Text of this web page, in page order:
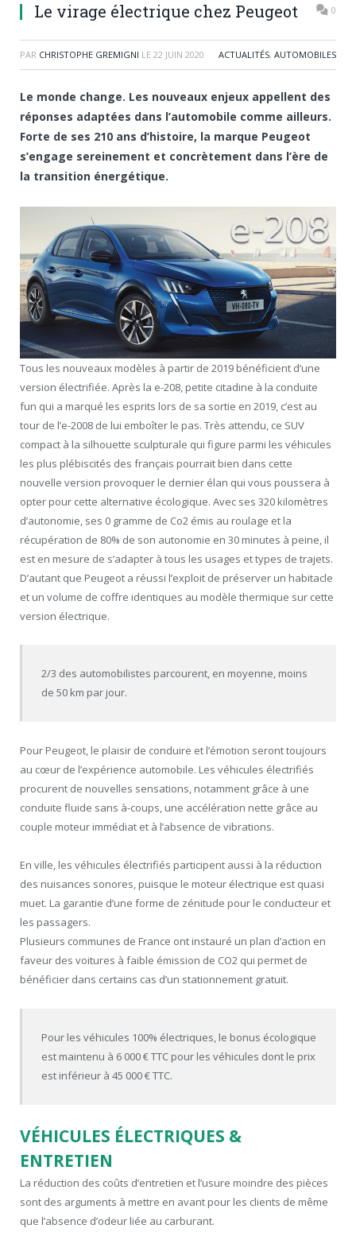
Le virage électrique chez Peugeot 0
PAR CHRISTOPHE GREMIGNI LE 22 JUIN 2020 ACTUALITÉS, AUTOMOBILES
Le monde change. Les nouveaux enjeux appellent des
réponses adaptées dans l’automobile comme ailleurs.
Forte de ses 210 ans d’histoire, la marque Peugeot
s’engage sereinement et concrètement dans l’ère de
la transition énergétique.
Tous les nouveaux modèles à partir de 2019 bénéficient d’une
version électrifiée. Après la e-208, petite citadine à la conduite
fun qui a marqué les esprits lors de sa sortie en 2019, c’est au
tour de l’e-2008 de lui emboîter le pas. Très attendu, ce SUV
compact à la silhouette sculpturale qui figure parmi les véhicules
les plus plébiscités des français pourrait bien dans cette
nouvelle version provoquer le dernier élan qui vous poussera à
opter pour cette alternative écologique. Avec ses 320 kilomètres
d’autonomie, ses 0 gramme de Co2 émis au roulage et la
récupération de 80% de son autonomie en 30 minutes à peine, il
est en mesure de s’adapter à tous les usages et types de trajets.
D’autant que Peugeot a réussi l’exploit de préserver un habitacle
et un volume de coffre identiques au modèle thermique sur cette
version électrique.
2/3 des automobilistes parcourent, en moyenne, moins
de 50 km par jour.
Pour Peugeot, le plaisir de conduire et l’émotion seront toujours
au cœur de l’expérience automobile. Les véhicules électrifiés
procurent de nouvelles sensations, notamment grâce à une
conduite fluide sans à-coups, une accélération nette grâce au
couple moteur immédiat et à l’absence de vibrations.
En ville, les véhicules électrifiés participent aussi à la réduction
des nuisances sonores, puisque le moteur électrique est quasi
muet. La garantie d’une forme de zénitude pour le conducteur et
les passagers.
Plusieurs communes de France ont instauré un plan d’action en
faveur des voitures à faible émission de CO2 qui permet de
bénéficier dans certains cas d’un stationnement gratuit.
Pour les véhicules 100% électriques, le bonus écologique
est maintenu à 6 000 € TTC pour les véhicules dont le prix
est inférieur à 45 000 € TTC.
VÉHICULES ÉLECTRIQUES &
ENTRETIEN
La réduction des coûts d’entretien et l’usure moindre des pièces
sont des arguments à mettre en avant pour les clients de même
que l’absence d’odeur liée au carburant.